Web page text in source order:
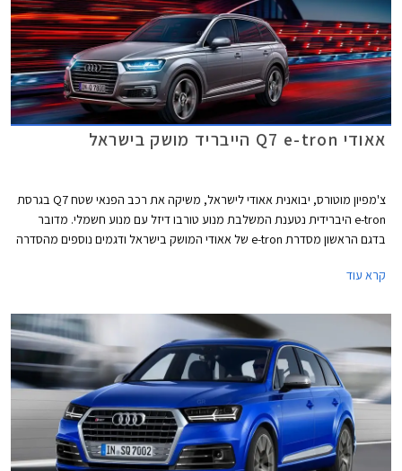
אאודי Q7 e-tron הייבריד מושק בישראל
צ'מפיון מוטורס, יבואנית אאודי לישראל, משיקה את רכב הפנאי שטח Q7 בגרסת
e-tron היברידית נטענת המשלבת מנוע טורבו דיזל עם מנוע חשמלי. מדובר
בדגם הראשון מסדרת e-tron של אאודי המושק בישראל ודגמים נוספים מהסדרה
קרא עוד